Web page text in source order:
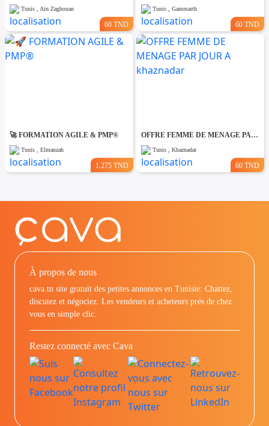
Tunis , Ain Zaghouan
60 TND
Tunis , Gammarth
60 TND
🚀 FORMATION AGILE & PMP®
Tunis , Elmanzah
1.275 TND
OFFRE FEMME DE MENAGE PAR JOUR A khaznadar
Tunis , Khaznadar
60 TND
À propos de nous
cava.tn site gratuit des petites annonces en Tunisie: Chattez,
discutez et négociez. Les vendeurs et acheteurs prés de chez
vous en simple clic.
Restez connecté avec Cava